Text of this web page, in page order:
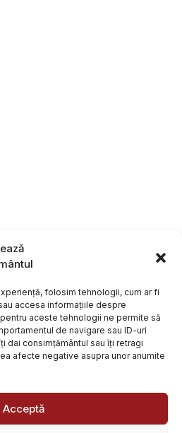
folosim tehnologii, cum ar fi
accesa informațiile despre
aceste tehnologii ne permite să
de navigare sau ID-uri
dai consimțământul sau îți retragi
afecte negative asupra unor anumite
Acceptă
rezervate. Site creat de